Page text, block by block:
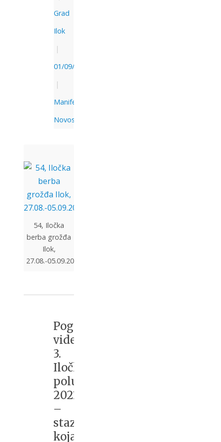
Grad
Ilok
|
01/09/2021
|
Manifestacije
Novosti
54, Iločka
berba grožđa
Ilok,
27.08.-05.09.2021.
Pogledajte
video
3.
Iločkog
polumaratona
2021
–
staza
koja